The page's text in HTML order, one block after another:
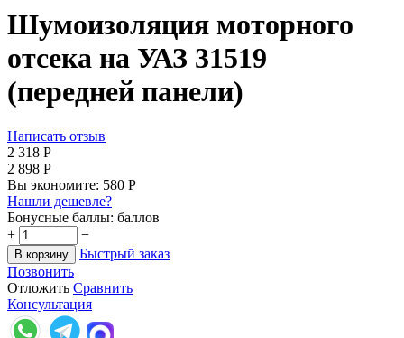
Шумоизоляция моторного
отсека на УАЗ 31519
(передней панели)
Написать отзыв
2 318 Р
2 898 Р
Вы экономите: 580 Р
Нашли дешевле?
Бонусные баллы: баллов
+
−
В корзину
Быстрый заказ
Позвонить
Отложить Сравнить
Консультация